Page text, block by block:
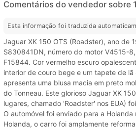
Comentários do vendedor sobre
Esta informação foi traduzida
Jaguar XK 150 OTS (Roadster), ano de
S830841DN, número do motor V4515-
F15844. Cor vermelho escuro
interior de couro bege e um tapete de
apresenta uma blusa macia em preto
do Tonneau. Este glorioso Jaguar XK
lugares, chamado 'Roadster' nos EUA)
O automóvel foi enviado para a Holanda
Holanda, o carro foi amplamente